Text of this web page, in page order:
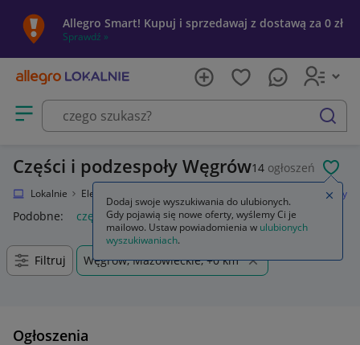
Allegro Smart! Kupuj i sprzedawaj z dostawą za 0 zł
Sprawdź »
Otwórz menu z kategoriami
szukaj
Części i podzespoły Węgrów14 ogłoszeń
Lokalnie Elektronika Części i podzespoły
Podobne: części i podzespoly
Filtruj Węgrów, Mazowieckie, +0 km
Ogłoszenia
Dodaj swoje wyszukiwania do ulubionych.
Gdy pojawią się nowe oferty, wyślemy Ci je
mailowo. Ustaw powiadomienia w ulubionych
wyszukiwaniach.